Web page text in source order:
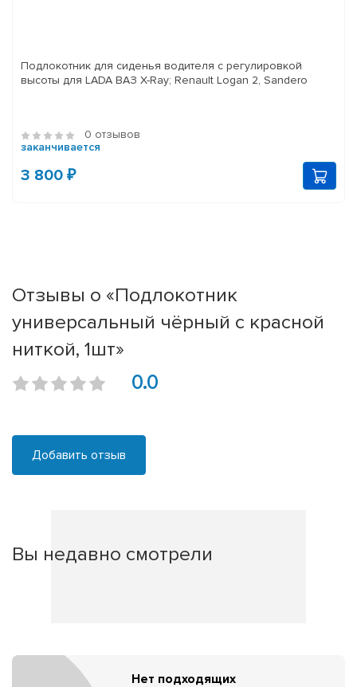
Подлокотник для сиденья водителя с регулировкой
высоты для LADA ВАЗ X-Ray; Renault Logan 2, Sandero
0 отзывов
заканчивается
3 800 ₽
Отзывы о «Подлокотник
универсальный чёрный с красной
ниткой, 1шт»
0.0
Добавить отзыв
Вы недавно смотрели
Нет подходящих